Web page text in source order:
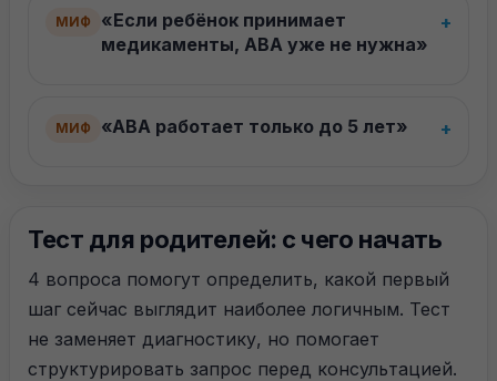
МИФ
«Если ребёнок принимает
медикаменты, ABA уже не нужна»
+
МИФ «ABA работает только до 5 лет» +
Тест для родителей: с чего начать
4 вопроса помогут определить, какой первый
шаг сейчас выглядит наиболее логичным. Тест
не заменяет диагностику, но помогает
структурировать запрос перед консультацией.